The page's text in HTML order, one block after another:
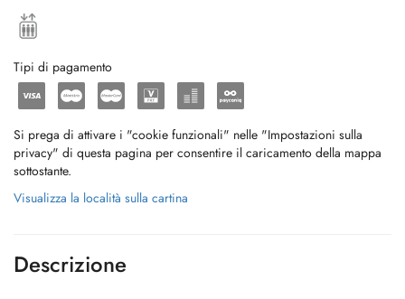
Tipi di pagamento
Si prega di attivare i "cookie funzionali" nelle "Impostazioni sulla
privacy" di questa pagina per consentire il caricamento della mappa
sottostante.
Visualizza la località sulla cartina
Descrizione